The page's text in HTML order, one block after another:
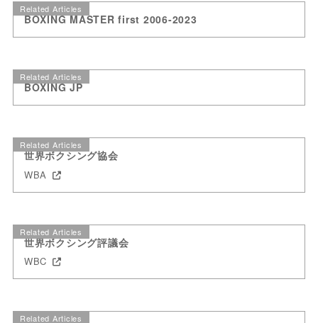
Related Articles
BOXING MASTER first 2006-2023
Related Articles
BOXING JP
Related Articles
世界ボクシング協会
WBA
Related Articles
世界ボクシング評議会
WBC
Related Articles